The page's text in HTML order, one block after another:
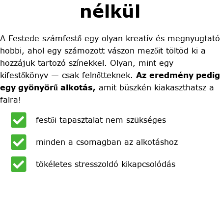
nélkül
A Festede számfestő egy olyan kreatív és megnyugtató
hobbi, ahol egy számozott vászon mezőit töltöd ki a
hozzájuk tartozó színekkel. Olyan, mint egy
kifestőkönyv — csak felnőtteknek. Az eredmény pedig
egy gyönyörű alkotás, amit büszkén kiakaszthatsz a
falra!
festői tapasztalat nem szükséges
minden a csomagban az alkotáshoz
tökéletes stresszoldó kikapcsolódás